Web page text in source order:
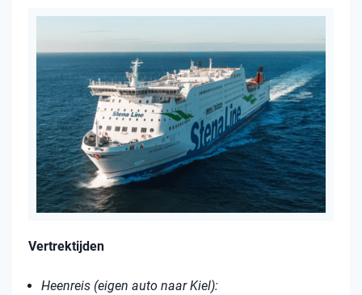
Vertrektijden
Heenreis (eigen auto naar Kiel):